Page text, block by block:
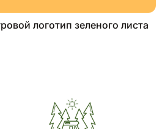
логотип зеленого листа